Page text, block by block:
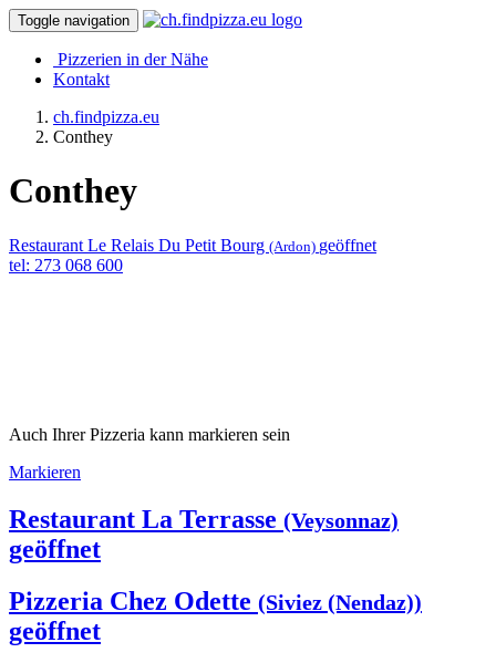
Toggle navigation
Pizzerien in der Nähe
Kontakt
ch.findpizza.eu
Conthey
Conthey
Restaurant Le Relais Du Petit Bourg (Ardon) geöffnet
tel: 273 068 600
Auch Ihrer Pizzeria kann markieren sein
Markieren
Restaurant La Terrasse (Veysonnaz)
geöffnet
Pizzeria Chez Odette (Siviez (Nendaz))
geöffnet